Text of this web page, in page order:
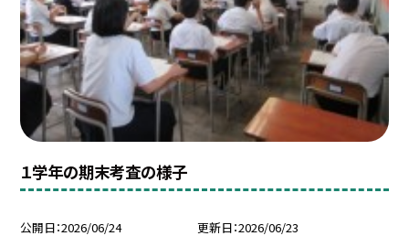
１学年の期末考査の様子
公開日 2026/06/24 更新日 2026/06/23